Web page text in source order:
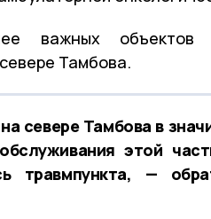
важных объектов
Тамбова.
севере Тамбова в
этой
травмпункта, —